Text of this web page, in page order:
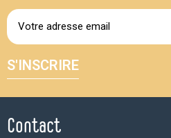
S'INSCRIRE
Contact